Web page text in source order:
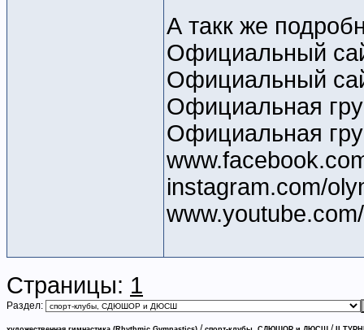
А такк же
Официальный
Официальный
Официальная
Официальная
instagram.com/
Страницы: 1
Раздел: